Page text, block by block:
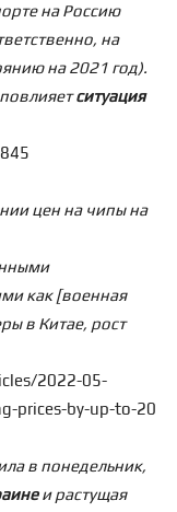
на Россию
на
на 2021 год).
ситуация
цен на чипы на
как [военная
в Китае, рост
2022-05-
prices-by-up-to-20
в понедельник,
и растущая